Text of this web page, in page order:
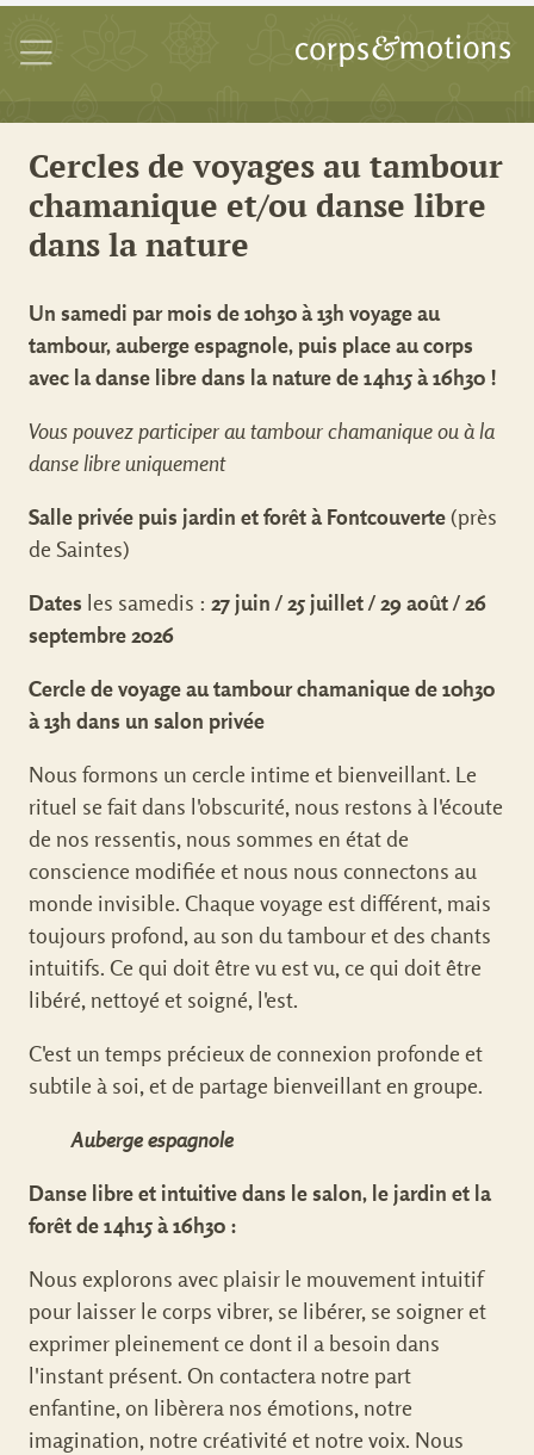
Cercles de voyages au tambour
chamanique et/ou danse libre
dans la nature
Un samedi par mois de 10h30 à 13h voyage au
tambour,auberge espagnole, puis place au corps
avec la danse libre dans la nature de14h15 à 16h30!
Vous pouvez participer au tambour chamanique ou à la
danse libre uniquement
Salle privée puis jardin et forêt à Fontcouverte(près
de Saintes)
Dates les samedis : 27 juin / 25 juillet / 29 août / 26
septembre 2026
Cercle de voyage au tambour chamanique de 10h30
à 13h dans un salon privée
Nous formons un cercle intime et bienveillant. Le
rituel se fait dans l'obscurité, nous restons à l'écoute
de nos ressentis, nous sommes en état de
conscience modifiée et nous nous connectons au
monde invisible. Chaque voyage est différent, mais
toujours profond, au son du tambour et des chants
intuitifs. Ce qui doit être vu est vu, ce qui doit être
libéré, nettoyé et soigné, l'est.
C'est un temps précieux de connexion profonde et
subtile à soi, et de partage bienveillant en groupe.
Auberge espagnole
Danse libre et intuitive dans le salon, le jardin et la
forêt de 14h15 à 16h30 :
Nous explorons avec plaisir le mouvement intuitif
pour laisser le corps vibrer, se libérer, se soigner et
exprimer pleinement ce dont il a besoin dans
l'instant présent. On contactera notre part
enfantine, on libèrera nos émotions, notre
imagination, notre créativité et notre voix. Nous